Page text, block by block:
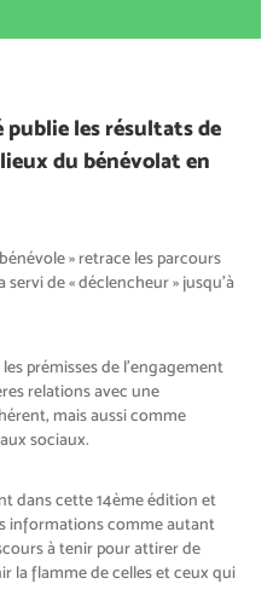
publie les résultats de
du bénévolat en
» retrace les parcours
de « déclencheur » jusqu’à
prémisses de l’engagement
relations avec une
mais aussi comme
sociaux.
dans cette 14ème édition et
informations comme autant
à tenir pour attirer de
la flamme de celles et ceux qui